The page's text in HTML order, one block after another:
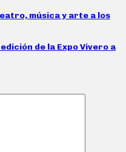
música y arte a los
de la Expo Vivero a